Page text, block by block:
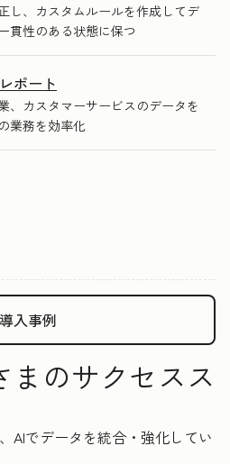
し、カスタムルールを作成してデ
貫性のある状態に保つ
ポート
、カスタマーサービスのデータを
業務を効率化
導入事例
まのサクセスス
AIでデータを統合・強化してい